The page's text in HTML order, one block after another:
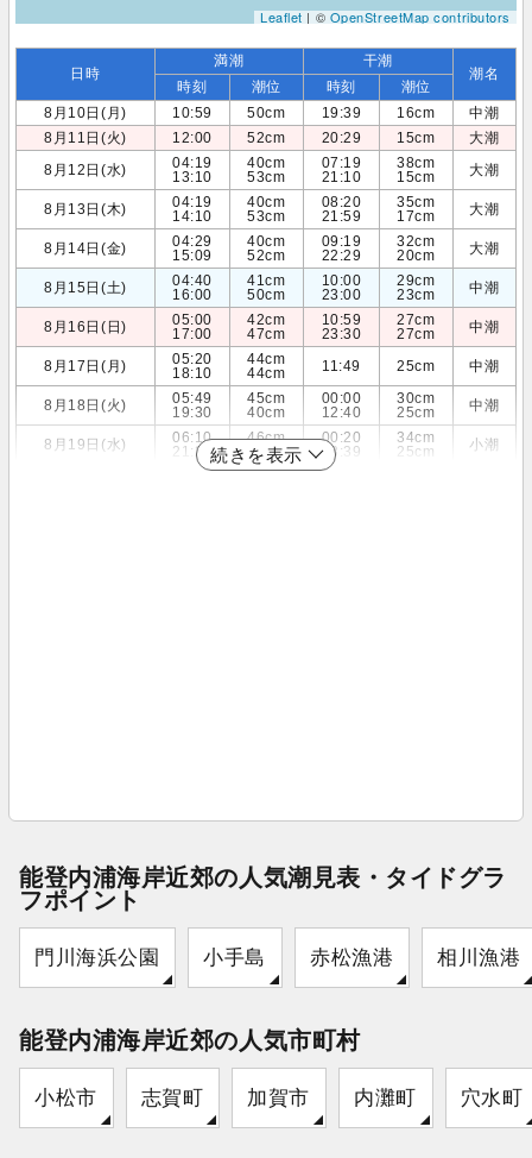
Leaflet| ©OpenStreetMap contributors
日時
満潮 干潮
潮名
時刻 潮位 時刻
潮位
8月10日(月)
10:59 50cm 19:39 16cm
中潮
8月11日(火)
12:00 52cm 20:29 15cm
大潮
8月12日(水)
04:19
13:10
40cm
53cm
07:19
21:10
38cm
15cm
大潮
8月13日(木)
04:19
14:10
40cm
53cm
08:20
21:59
35cm
17cm
大潮
8月14日(金)
04:29
15:09
40cm
52cm
09:19
22:29
32cm
20cm
大潮
8月15日(土)
04:40
16:00
41cm
50cm
10:00
23:00
29cm
23cm
中潮
8月16日(日)
05:00
17:00
42cm
47cm
10:59
23:30
27cm
27cm
中潮
8月17日(月)
05:20
18:10
44cm
44cm
11:49 25cm 中潮
8月18日(火)
05:49
19:30
45cm
40cm
00:00
12:40
30cm
25cm
中潮
8月19日(水)
06:10
21:20
46cm
38cm
00:20
13:39
34cm
25cm
小潮
続きを表示
能登内浦海岸近郊の人気潮見表・タイドグラ
フポイント
門川海浜公園 小手島 赤松漁港 相川漁港
能登内浦海岸近郊の人気市町村
小松市 志賀町 加賀市 内灘町 穴水町